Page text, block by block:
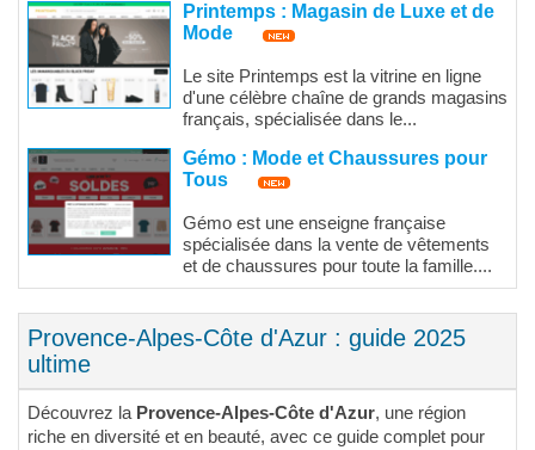
Printemps : Magasin de Luxe et de
Mode
Le site Printemps est la vitrine en ligne
d'une célèbre chaîne de grands magasins
français, spécialisée dans le...
Gémo : Mode et Chaussures pour
Tous
Gémo est une enseigne française
spécialisée dans la vente de vêtements
et de chaussures pour toute la famille....
Provence-Alpes-Côte d'Azur : guide 2025
ultime
Découvrez la Provence-Alpes-Côte d'Azur, une région
riche en diversité et en beauté, avec ce guide complet pour